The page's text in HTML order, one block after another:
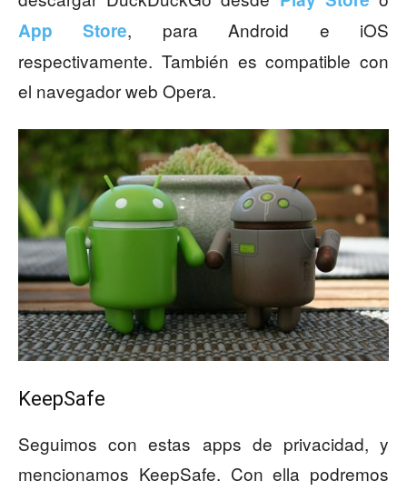
App Store, para Android e iOS
respectivamente. También es compatible con
el navegador web Opera.
KeepSafe
Seguimos con estas apps de privacidad, y
mencionamos KeepSafe. Con ella podremos